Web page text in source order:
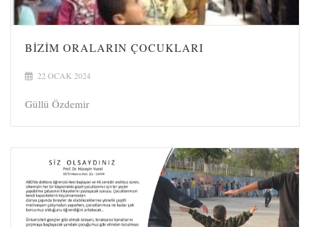
BIZIM ORALARIN ÇOCUKLARI
22 OCAK 2024
Güllü Özdemir